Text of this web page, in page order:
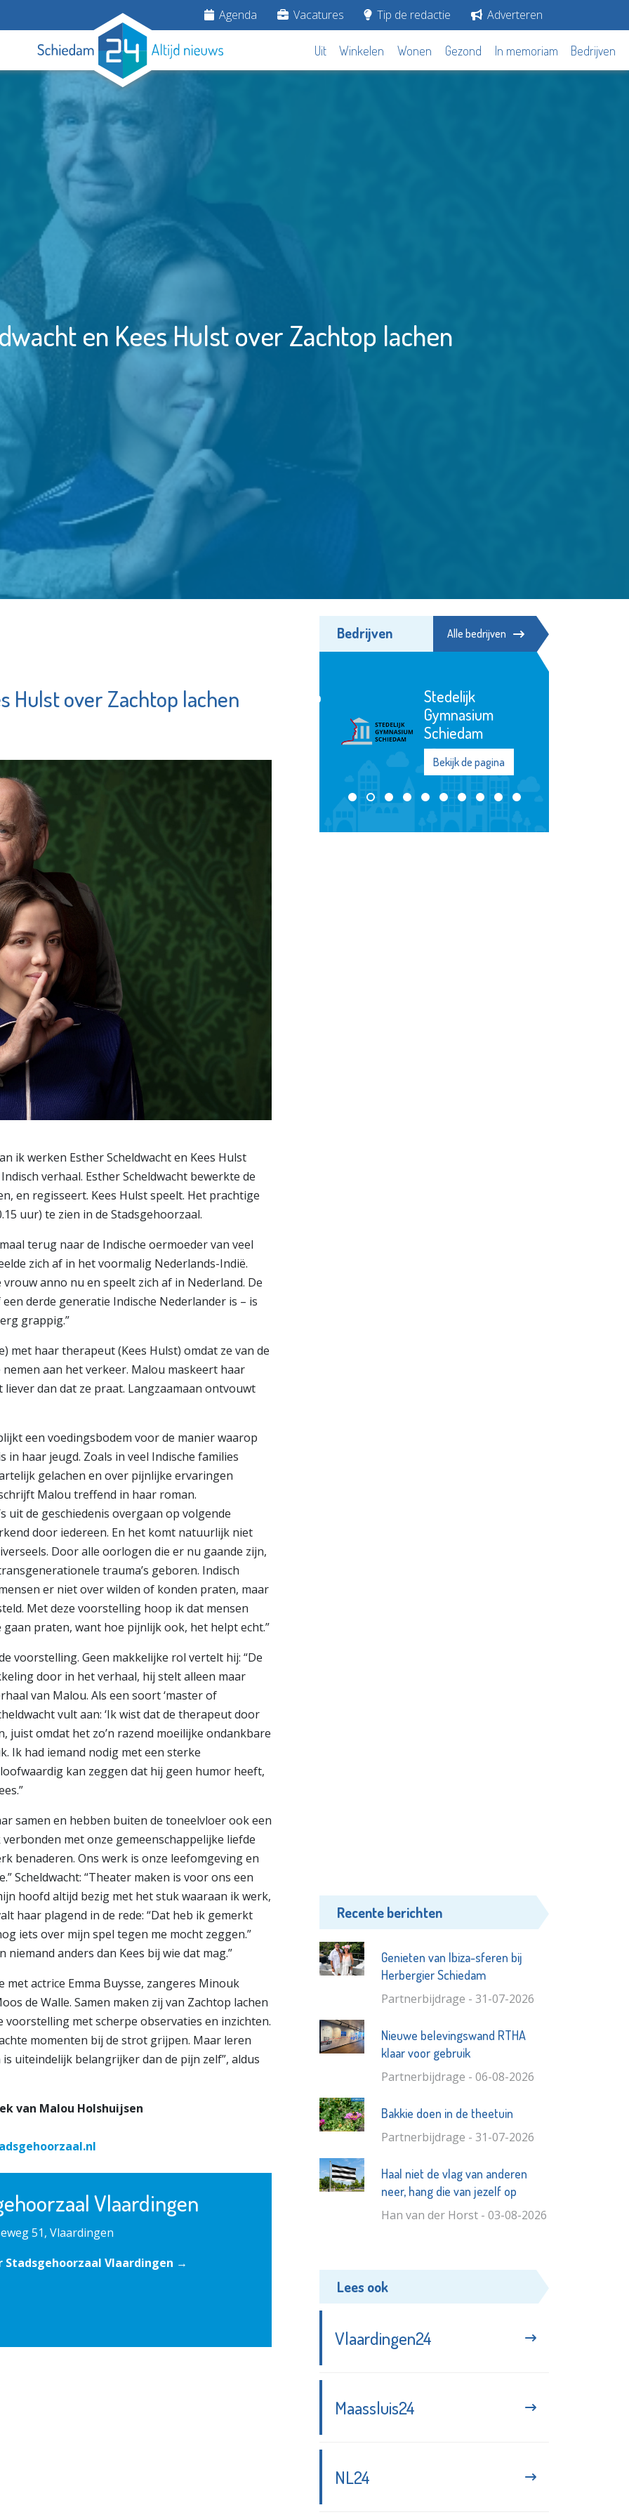
Agenda Vacatures Tip de redactie Adverteren
Uit Winkelen Wonen Gezond In memoriam Bedrijven
en Kees Hulst over Zachtop lachen
Hulst over Zachtop lachen
ik werken Esther Scheldwacht en Kees Hulst
verhaal. Esther Scheldwacht bewerkte de
en regisseert. Kees Hulst speelt. Het prachtige
uur) te zien in de Stadsgehoorzaal.
terug naar de Indische oermoeder van veel
zich af in het voormalig Nederlands-Indië.
anno nu en speelt zich af in Nederland. De
derde generatie Indische Nederlander is – is
grappig.”
met haar therapeut (Kees Hulst) omdat ze van de
aan het verkeer. Malou maskeert haar
dan dat ze praat. Langzaamaan ontvouwt
een voedingsbodem voor de manier waarop
haar jeugd. Zoals in veel Indische families
gelachen en over pijnlijke ervaringen
Malou treffend in haar roman.
uit de geschiedenis overgaan op volgende
door iedereen. En het komt natuurlijk niet
Door alle oorlogen die er nu gaande zijn,
trauma’s geboren. Indisch
er niet over wilden of konden praten, maar
Met deze voorstelling hoop ik dat mensen
praten, want hoe pijnlijk ook, het helpt echt.”
voorstelling. Geen makkelijke rol vertelt hij: “De
door in het verhaal, hij stelt alleen maar
van Malou. Als een soort ‘master of
vult aan: ‘Ik wist dat de therapeut door
juist omdat het zo’n razend moeilijke ondankbare
Ik had iemand nodig met een sterke
kan zeggen dat hij geen humor heeft,
samen en hebben buiten de toneelvloer ook een
met onze gemeenschappelijke liefde
benaderen. Ons werk is onze leefomgeving en
Scheldwacht: “Theater maken is voor ons een
hoofd altijd bezig met het stuk waaraan ik werk,
haar plagend in de rede: “Dat heb ik gemerkt
iets over mijn spel tegen me mocht zeggen.”
niemand anders dan Kees bij wie dat mag.”
actrice Emma Buysse, zangeres Minouk
de Walle. Samen maken zij van Zachtop lachen
met scherpe observaties en inzichten.
momenten bij de strot grijpen. Maar leren
uiteindelijk belangrijker dan de pijn zelf”, aldus
van Malou Holshuijsen
Vlaardingen
51, Vlaardingen
Stadsgehoorzaal Vlaardingen →
Bedrijven Alle bedrijven
Stedelijk
Bekijk de pagina
Schiedam
Waterklaar
Recente berichten
Genieten van Ibiza-sferen bij
Herbergier Schiedam
Partnerbijdrage - 31-07-2026
Nieuwe belevingswand RTHA
klaar voor gebruik
Partnerbijdrage - 06-08-2026
Bakkie doen in de theetuin
Partnerbijdrage - 31-07-2026
Haal niet de vlag van anderen
neer, hang die van jezelf op
Han van der Horst - 03-08-2026
Lees ook
Vlaardingen24
Maassluis24
NL24